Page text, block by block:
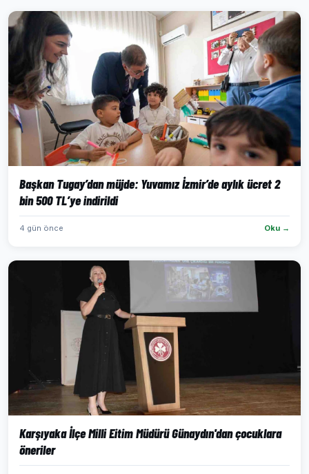
Başkan Tugay’dan müjde: Yuvamız İzmir’de aylık ücret 2
bin 500 TL’ye indirildi
4 gün önce Oku →
Karşıyaka İlçe Milli Eitim Müdürü Günaydın'dan çocuklara
öneriler